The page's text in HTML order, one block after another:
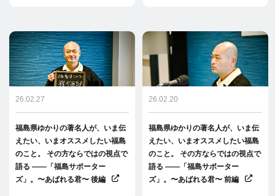
26.02.27
福島県ゆかりの著名人が、いま伝
えたい、いまオススメしたい福島
のこと。 その方ならではの視点で
語る ――「福島サポーター
ズ」。〜あばれる君〜 後編
26.02.20
福島県ゆかりの著名人が、いま伝
えたい、いまオススメしたい福島
のこと。 その方ならではの視点で
語る ――「福島サポーター
ズ」。〜あばれる君〜 前編